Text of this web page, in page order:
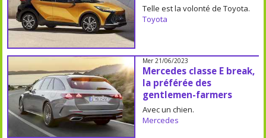
Telle est la volonté de Toyota.
Toyota
Mer 21/06/2023
Mercedes classe E break,
la préférée des
gentlemen-farmers
Avec un chien.
Mercedes